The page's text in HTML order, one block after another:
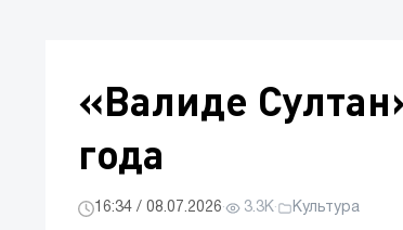
«Валиде
года
16:34 / 08.07.2026· 3.3K· Культура